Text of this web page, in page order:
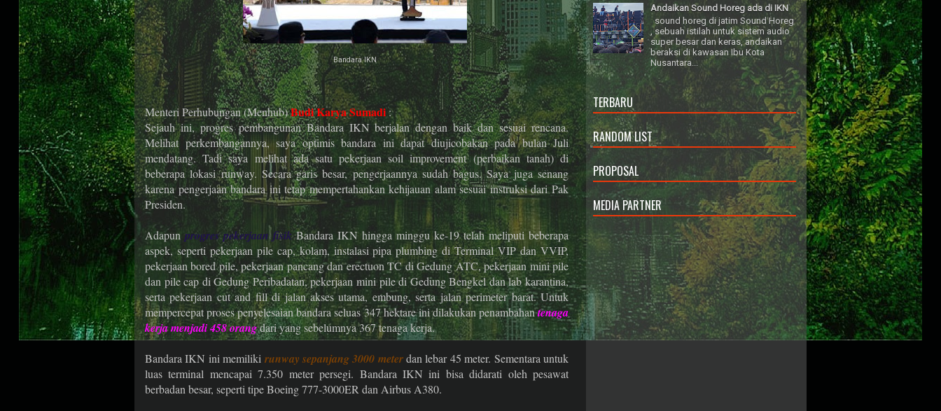
Bandara IKN
Menteri Perhubungan (Menhub)Budi Karya Sumadi:
Sejauh ini, progres pembangunan Bandara IKN berjalan dengan baik dan sesuai rencana.
Melihat perkembangannya, saya optimis bandara ini dapat diujicobakan pada bulan Juli
mendatang. Tadi saya melihat ada satu pekerjaan soil improvement (perbaikan tanah) di
beberapa lokasi runway. Secara garis besar, pengerjaannya sudah bagus. Saya juga senang
karena pengerjaan bandara ini tetap mempertahankan kehijauan alam sesuai instruksi dari Pak
Presiden.
Adapun progres pekerjaan fisikBandara IKN hingga minggu ke-19 telah meliputi beberapa
aspek, seperti pekerjaan pile cap, kolam, instalasi pipa plumbing di Terminal VIP dan VVIP,
pekerjaan bored pile, pekerjaan pancang dan erectuon TC di Gedung ATC, pekerjaan mini pile
dan pile cap di Gedung Peribadatan, pekerjaan mini pile di Gedung Bengkel dan lab karantina,
serta pekerjaan cut and fill di jalan akses utama, embung, serta jalan perimeter barat. Untuk
mempercepat proses penyelesaian bandara seluas 347 hektare ini dilakukan penambahantenaga
kerja menjadi 458 orangdari yang sebelumnya 367 tenaga kerja.
Bandara IKN ini memiliki runway sepanjang 3000 meterdan lebar 45 meter. Sementara untuk
luas terminal mencapai 7.350 meter persegi. Bandara IKN ini bisa didarati oleh pesawat
berbadan besar, seperti tipe Boeing 777-3000ER dan Airbus A380.
Andaikan Sound Horeg ada di IKN
sound horeg di jatim Sound Horeg
, sebuah istilah untuk sistem audio
super besar dan keras, andaikan
beraksi di kawasan Ibu Kota
Nusantara...
TERBARU
RANDOM LIST
PROPOSAL
MEDIA PARTNER